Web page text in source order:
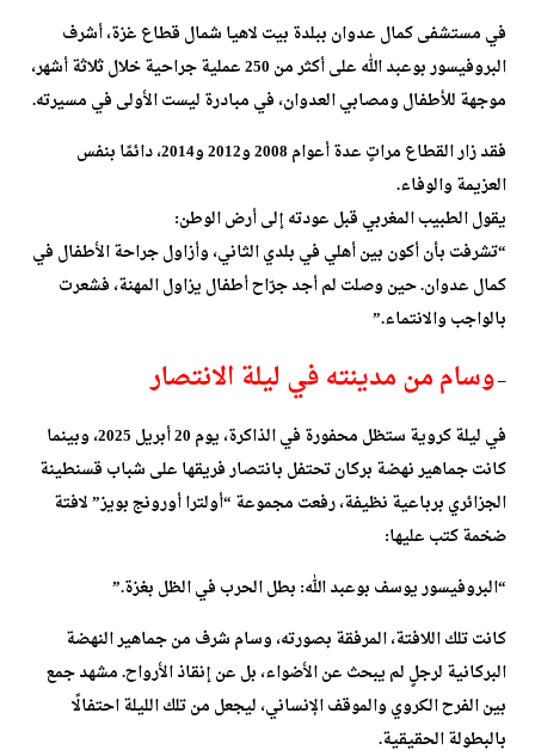
في مستشفى كمال عدوان ببلدة بيت لاهيا شمال قطاع غزة، أشرف
البروفيسور بوعبد الله على أكثر من 250 عملية جراحية خلال ثلاثة أشهر،
موجهة للأطفال ومصابي العدوان، في مبادرة ليست الأولى في مسيرته.
فقد زار القطاع مراتٍ عدة أعوام 2008 و2012 و2014، دائمًا بنفس
العزيمة والوفاء.
يقول الطبيب المغربي قبل عودته إلى أرض الوطن:
“تشرفت بأن أكون بين أهلي في بلدي الثاني، وأزاول جراحة الأطفال في
كمال عدوان. حين وصلت لم أجد جرّاح أطفال يزاول المهنة، فشعرت
بالواجب والانتماء.”
–وسام من مدينته في ليلة الانتصار
في ليلة كروية ستظل محفورة في الذاكرة، يوم 20 أبريل 2025، وبينما
كانت جماهير نهضة بركان تحتفل بانتصار فريقها على شباب قسنطينة
الجزائري برباعية نظيفة، رفعت مجموعة “أولترا أورونج بويز” لافتة
ضخمة كتب عليها:
“البروفيسور يوسف بوعبد الله: بطل الحرب في الظل بغزة.”
كانت تلك اللافتة، المرفقة بصورته، وسام شرف من جماهير النهضة
البركانية لرجلٍ لم يبحث عن الأضواء، بل عن إنقاذ الأرواح. مشهد جمع
بين الفرح الكروي والموقف الإنساني، ليجعل من تلك الليلة احتفالًا
بالبطولة الحقيقية.